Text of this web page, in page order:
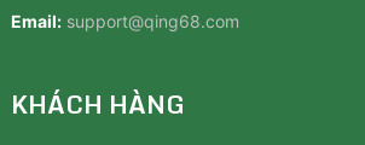
Email: support@qing68.com
KHÁCH HÀNG